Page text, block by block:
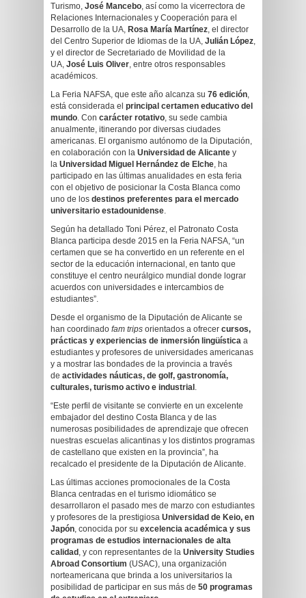
Turismo, José Mancebo, así como la vicerrectora de
Relaciones Internacionales y Cooperación para el
Desarrollo de la UA, Rosa María Martínez, el director
del Centro Superior de Idiomas de la UA, Julián López,
y el director de Secretariado de Movilidad de la
UA, José Luis Oliver, entre otros responsables
académicos.
La Feria NAFSA, que este año alcanza su 76 edición,
está considerada el principal certamen educativo del
mundo. Con carácter rotativo, su sede cambia
anualmente, itinerando por diversas ciudades
americanas. El organismo autónomo de la Diputación,
en colaboración con la Universidad de Alicante y
la Universidad Miguel Hernández de Elche, ha
participado en las últimas anualidades en esta feria
con el objetivo de posicionar la Costa Blanca como
uno de los destinos preferentes para el mercado
universitario estadounidense.
Según ha detallado Toni Pérez, el Patronato Costa
Blanca participa desde 2015 en la Feria NAFSA, “un
certamen que se ha convertido en un referente en el
sector de la educación internacional, en tanto que
constituye el centro neurálgico mundial donde lograr
acuerdos con universidades e intercambios de
estudiantes”.
Desde el organismo de la Diputación de Alicante se
han coordinado fam trips orientados a ofrecer cursos,
prácticas y experiencias de inmersión lingüística a
estudiantes y profesores de universidades americanas
y a mostrar las bondades de la provincia a través
de actividades náuticas, de golf, gastronomía,
culturales, turismo activo e industrial .
“Este perfil de visitante se convierte en un excelente
embajador del destino Costa Blanca y de las
numerosas posibilidades de aprendizaje que ofrecen
nuestras escuelas alicantinas y los distintos programas
de castellano que existen en la provincia”, ha
recalcado el presidente de la Diputación de Alicante.
Las últimas acciones promocionales de la Costa
Blanca centradas en el turismo idiomático se
desarrollaron el pasado mes de marzo con estudiantes
y profesores de la prestigiosa Universidad de Keio, en
Japón, conocida por su excelencia académica y sus
programas de estudios internacionales de alta
calidad , y con representantes de la University Studies
Abroad Consortium (USAC), una organización
norteamericana que brinda a los universitarios la
posibilidad de participar en sus más de 50 programas